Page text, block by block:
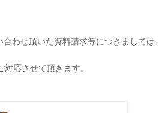
わせ頂いた資料請求等につきましては、
応させて頂きます。